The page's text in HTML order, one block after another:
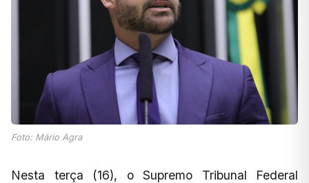
Foto: Mário Agra
Nesta terça (16), o Supremo Tribunal Federal